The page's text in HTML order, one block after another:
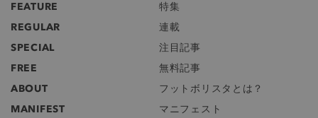
FEATURE
特集
REGULAR
連載
SPECIAL
注目記事
FREE
無料記事
ABOUT
フットボリスタとは？
MANIFEST
マニフェスト